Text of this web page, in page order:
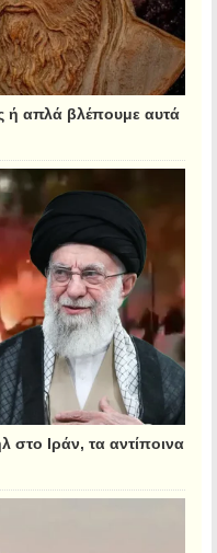
ή απλά βλέπουμε αυτά
στο Ιράν, τα αντίποινα